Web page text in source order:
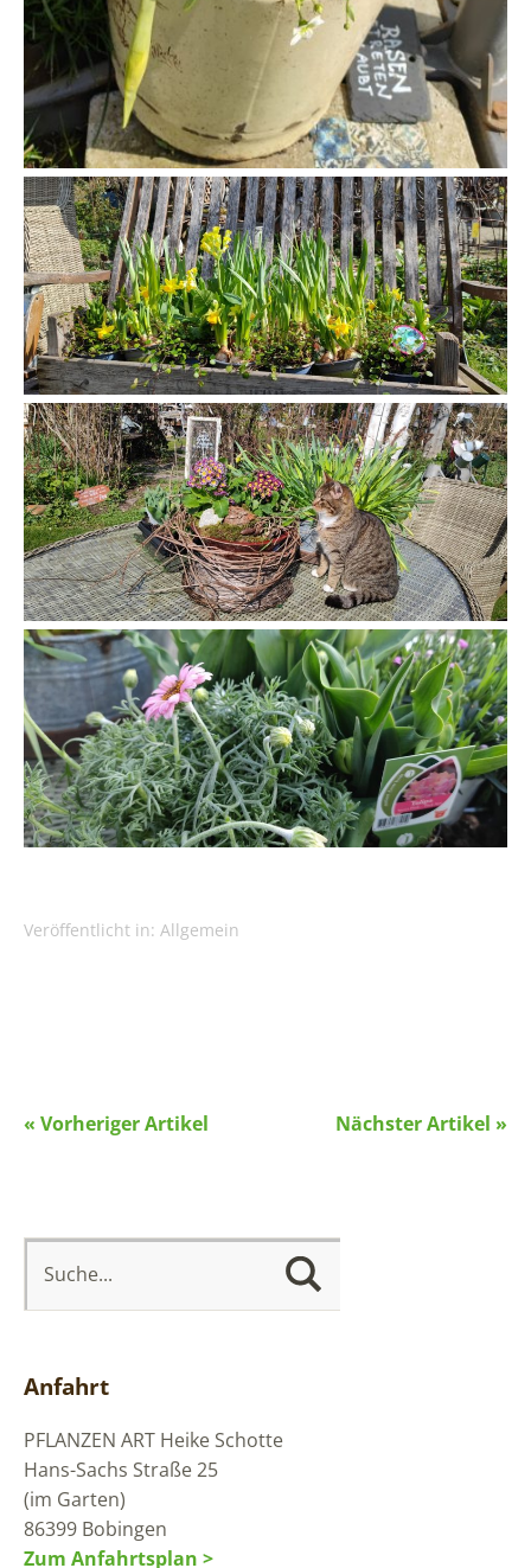
Veröffentlicht in: Allgemein
Nächster Artikel »
« Vorheriger Artikel
Anfahrt
PFLANZEN ART Heike Schotte
Hans-Sachs Straße 25
(im Garten)
86399 Bobingen
Zum Anfahrtsplan >